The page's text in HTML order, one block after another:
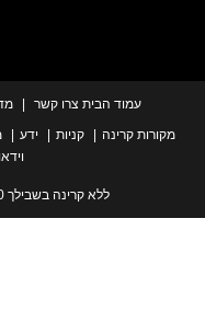
עמוד הבית צרו קשר מדריכים
קרינה
קניות ידע מדידת
ללא קרינה בשבילך 2020 - OceanWP Theme by Nick